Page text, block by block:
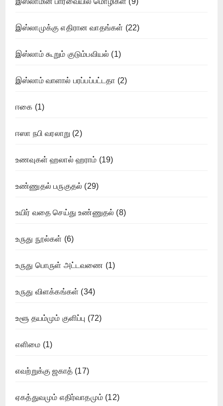
இஸ்லாமுக்கு எதிரான வாதங்கள் (22)
இஸ்லாம் கூறும் குடும்பவியல் (1)
இஸ்லாம் வாளால் பரப்பப்பட்டதா (2)
ஈகை (1)
ஈஸா நபி வரலாறு (2)
உணவுகள் ஹலால் ஹராம் (19)
உண்ணுதல் பருகுதல் (29)
உயிர் வதை செய்து உண்ணுதல் (8)
உருது நூல்கள் (6)
உருது பொருள் அட்டவணை (1)
உருது விளக்கங்கள் (34)
உளூ தயம்மும் குளிப்பு (72)
எளிமை (1)
எவற்றுக்கு ஜகாத் (17)
ஏகத்துவமும் எதிர்வாதமும் (12)